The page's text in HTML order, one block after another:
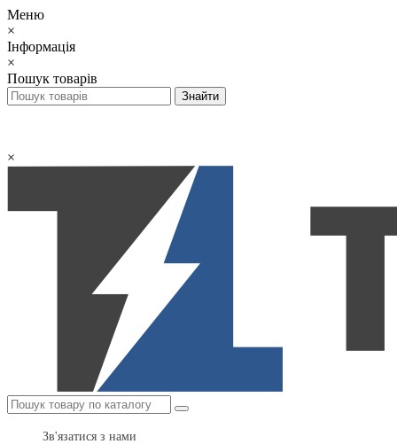
Меню
×
Інформація
×
Пошук товарів
×
Зв'язатися з нами